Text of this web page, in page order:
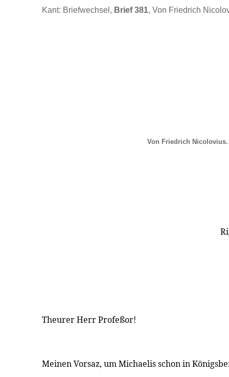
Kant: Briefwechsel, Brief 381, Von Friedrich
Von Friedrich Nicolovius.
Theurer Herr Profeßor!
Meinen Vorsaz, um Michaelis schon in